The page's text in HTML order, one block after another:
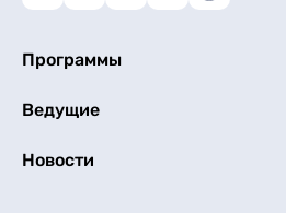
Программы
Ведущие
Новости